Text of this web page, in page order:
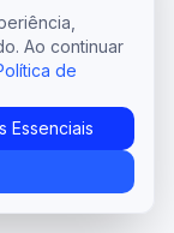
Ao continuar
de
Essenciais